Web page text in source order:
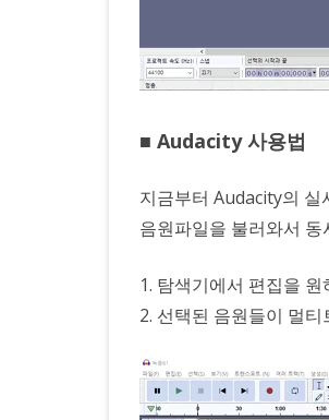
■ Audacity 사용법
지금부터 Audacity의
음원파일을 불러와서
1. 탐색기에서 편집을
2. 선택된 음원들이 멀